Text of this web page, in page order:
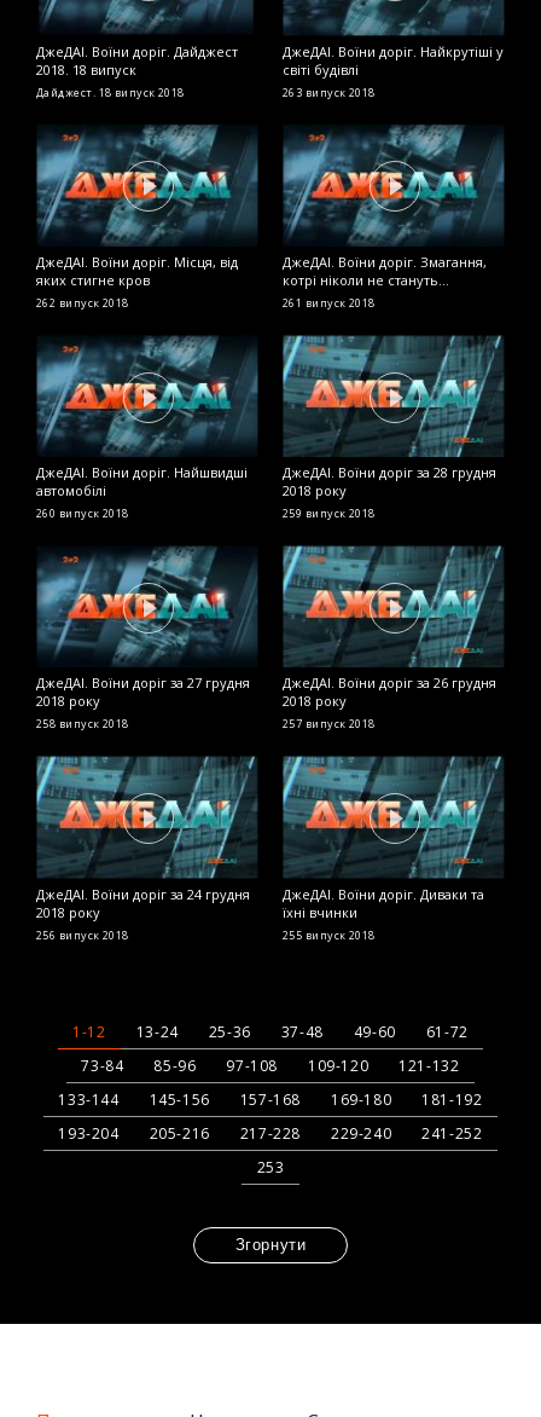
ДжеДАІ. Воїни доріг. Дайджест
2018. 18 випуск
Дайджест. 18 випуск 2018
ДжеДАІ. Воїни доріг. Найкрутіші у
світі будівлі
263 випуск 2018
ДжеДАІ. Воїни доріг. Місця, від
яких стигне кров
262 випуск 2018
ДжеДАІ. Воїни доріг. Змагання,
котрі ніколи не стануть
олімпійськими
261 випуск 2018
ДжеДАІ. Воїни доріг. Найшвидші
автомобілі
260 випуск 2018
ДжеДАІ. Воїни доріг за 28 грудня
2018 року
259 випуск 2018
ДжеДАІ. Воїни доріг за 27 грудня
2018 року
258 випуск 2018
ДжеДАІ. Воїни доріг за 26 грудня
2018 року
257 випуск 2018
ДжеДАІ. Воїни доріг за 24 грудня
2018 року
256 випуск 2018
ДжеДАІ. Воїни доріг. Диваки та
їхні вчинки
255 випуск 2018
1-12 13-24 25-36 37-48 49-60
61-72
73-84
85-96 97-108 109-120
121-132
133-144
145-156 157-168 169-180
181-192
193-204
205-216 217-228 229-240
241-252
253
Згорнути